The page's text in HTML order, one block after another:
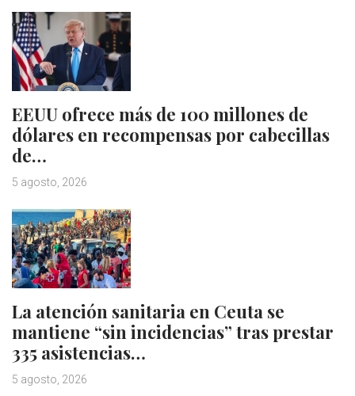
EEUU ofrece más de 100 millones de
dólares en recompensas por cabecillas
de…
5 agosto, 2026
La atención sanitaria en Ceuta se
mantiene “sin incidencias” tras prestar
335 asistencias…
5 agosto, 2026